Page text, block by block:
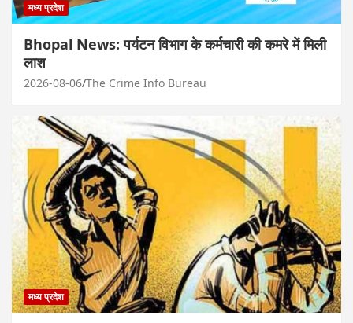
मध्य प्रदेश
Bhopal News: पर्यटन विभाग के कर्मचारी की कमरे में मिली
लाश
2026-08-06 The Crime Info Bureau
मध्य प्रदेश